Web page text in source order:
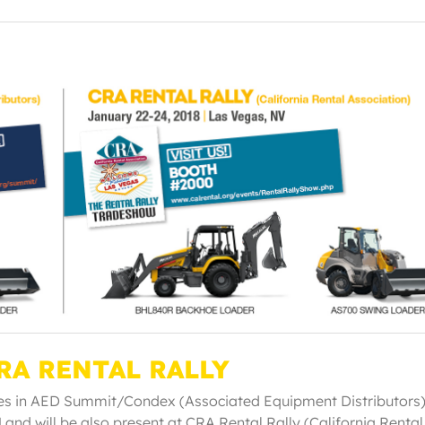
RENTAL RALLY
in AED Summit/Condex (Associated Equipment Distributors)